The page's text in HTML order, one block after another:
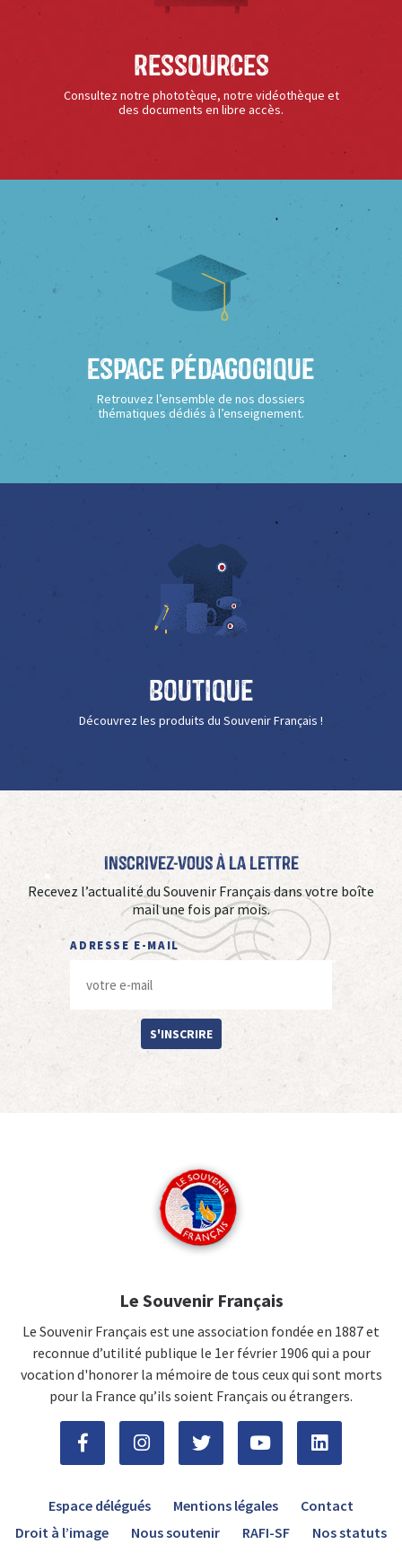
Ressources
Consultez notre phototèque, notre vidéothèque et
des documents en libre accès.
Espace Pédagogique
Retrouvez l’ensemble de nos dossiers
thématiques dédiés à l’enseignement.
Boutique
Découvrez les produits du Souvenir Français !
Inscrivez-vous à La Lettre
Recevez l’actualité du Souvenir Français dans votre boîte
mail une fois par mois.
ADRESSE E-MAIL
S'INSCRIRE
Le Souvenir Français
Le Souvenir Français est une association fondée en 1887 et
reconnue d’utilité publique le 1er février 1906 qui a pour
vocation d'honorer la mémoire de tous ceux qui sont morts
pour la France qu’ils soient Français ou étrangers.
Espace délégués Mentions légales
Contact
Droit à l’image
Nous soutenir RAFI-SF Nos statuts